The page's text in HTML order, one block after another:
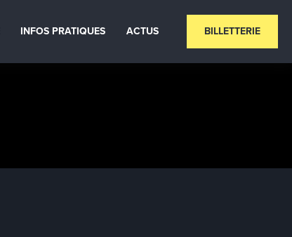
INFOS PRATIQUES ACTUS BILLETTERIE